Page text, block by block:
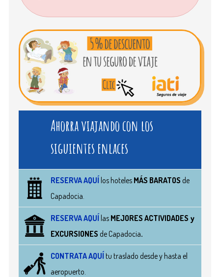
Ahorra viajando con los
siguientes enlaces
RESERVA AQUÍ los hoteles MÁS BARATOS de
Capadocia.
RESERVA AQUÍ las MEJORES ACTIVIDADES y
EXCURSIONES de Capadocia.
CONTRATA AQUÍ tu traslado desde y hasta el
aeropuerto.